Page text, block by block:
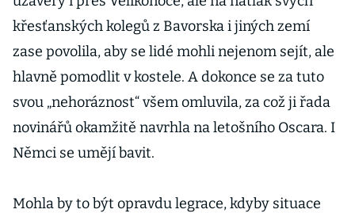
křesťanských kolegů z Bavorska i jiných zemí
zase povolila, aby se lidé mohli nejenom sejít, ale
hlavně pomodlit v kostele. A dokonce se za tuto
svou „nehoráznost“ všem omluvila, za což ji řada
novinářů okamžitě navrhla na letošního Oscara. I
Němci se umějí bavit.
Mohla by to být opravdu legrace, kdyby situace